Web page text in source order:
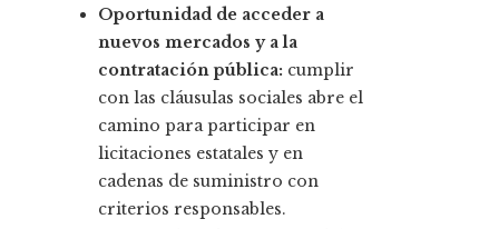
Oportunidad de acceder a
nuevos mercados y a la
contratación pública: cumplir
con las cláusulas sociales abre el
camino para participar en
licitaciones estatales y en
cadenas de suministro con
criterios responsables.